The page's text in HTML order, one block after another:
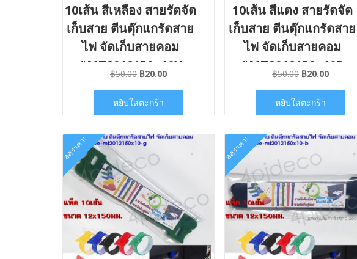
10เส้น สีเหลือง สายรัดจัด
เก็บสาย ตีนตุ๊กแกรัดสาย
ไฟ จัดเก็บสายคอม
#MT2012150x10Y
฿50.00 Original
was:
฿20.00Current
หยิบใส่ตะกร้า
10เส้น สีแดง สายรัดจัด
เก็บสาย ตีนตุ๊กแกรัดสาย
ไฟ จัดเก็บสายคอม
#MT2012150x10R
฿50.00 Original
was:
฿20.00Current
หยิบใส่ตะกร้า
ลดราคา! ลดราคา!